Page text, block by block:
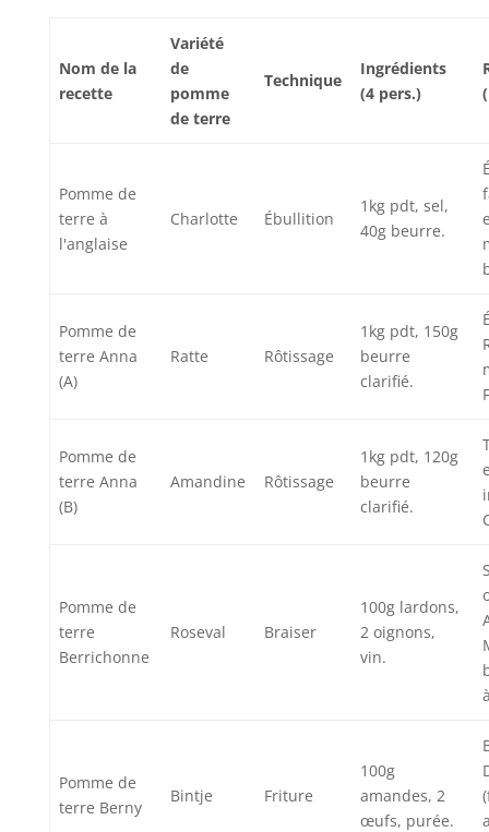
Nom de la
recette
Variété
de
pomme
de terre
Technique
Ingrédients
(4 pers.)
Pomme de
terre à
l'anglaise
Charlotte Ébullition
1kg pdt, sel,
40g beurre.
Pomme de
terre Anna
(A)
Ratte Rôtissage
1kg pdt, 150g
beurre
clarifié.
Pomme de
terre Anna
(B)
Amandine Rôtissage
1kg pdt, 120g
beurre
clarifié.
Pomme de
terre
Berrichonne
Roseval Braiser
100g lardons,
2 oignons,
vin.
Pomme de
terre Berny
Bintje Friture
100g
amandes, 2
œufs, purée.